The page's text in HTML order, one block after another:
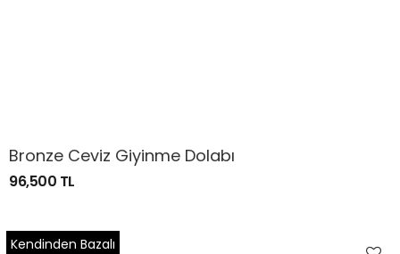
Bronze Ceviz Giyinme Dolabı
96,500 TL
Kendinden Bazalı